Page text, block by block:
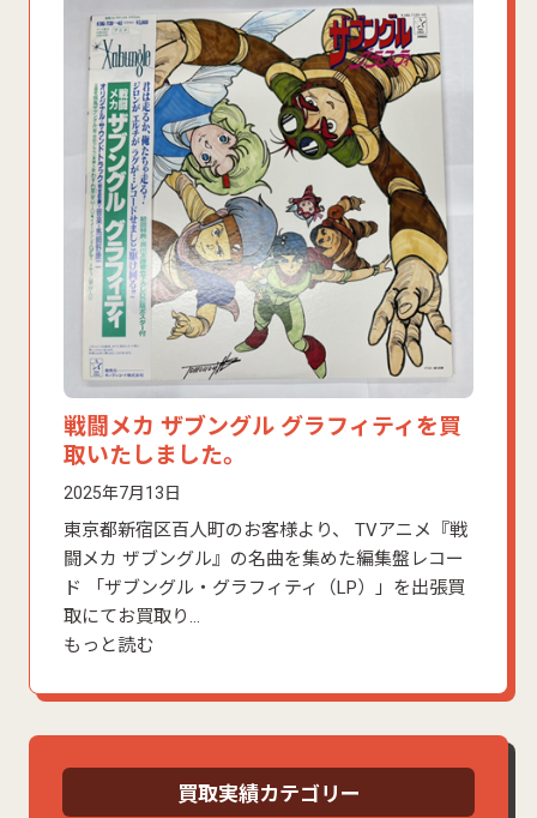
戦闘メカ ザブングル グラフィティを買
取いたしました。
2025年7月13日
東京都新宿区百人町のお客様より、 TVアニメ『戦
闘メカ ザブングル』の名曲を集めた編集盤レコー
ド 「ザブングル・グラフィティ（LP）」を出張買
取にてお買取り…
もっと読む
買取実績カテゴリー